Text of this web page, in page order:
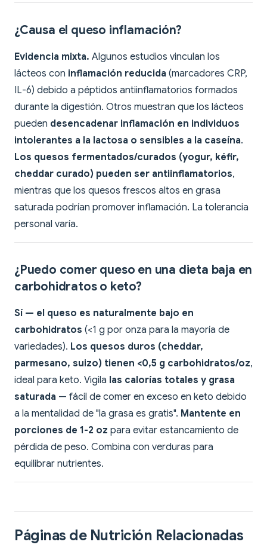
¿Causa el queso inflamación?
Evidencia mixta. Algunos estudios vinculan los
lácteos con inflamación reducida (marcadores CRP,
IL-6) debido a péptidos antiinflamatorios formados
durante la digestión. Otros muestran que los lácteos
pueden desencadenar inflamación en individuos
intolerantes a la lactosa o sensibles a la caseína.
Los quesos fermentados/curados (yogur, kéfir,
cheddar curado) pueden ser antiinflamatorios,
mientras que los quesos frescos altos en grasa
saturada podrían promover inflamación. La tolerancia
personal varía.
¿Puedo comer queso en una dieta baja en
carbohidratos o keto?
Sí — el queso es naturalmente bajo en
carbohidratos (<1 g por onza para la mayoría de
variedades). Los quesos duros (cheddar,
parmesano, suizo) tienen <0,5 g carbohidratos/oz,
ideal para keto. Vigila las calorías totales y grasa
saturada — fácil de comer en exceso en keto debido
a la mentalidad de "la grasa es gratis". Mantente en
porciones de 1-2 oz para evitar estancamiento de
pérdida de peso. Combina con verduras para
equilibrar nutrientes.
Páginas de Nutrición Relacionadas